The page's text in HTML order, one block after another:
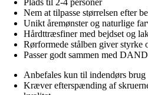
Plads til 2-4 personer
Nem at tilpasse størrelsen efter
Unikt åremønster og naturlige
Hårdttræsfiner med bejdset og
Rørformede stålben giver styrke
Passer godt sammen med
Anbefales kun til indendørs brug
Kræver efterspænding af